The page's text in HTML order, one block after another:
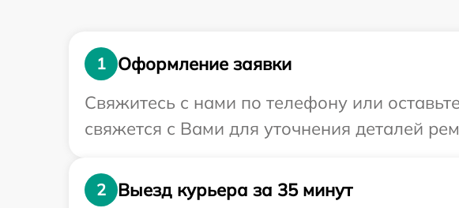
1
Оформление заявки
Свяжитесь с нами по телефону или
свяжется с Вами для уточнения деталей
2
Выезд курьера за 35 минут